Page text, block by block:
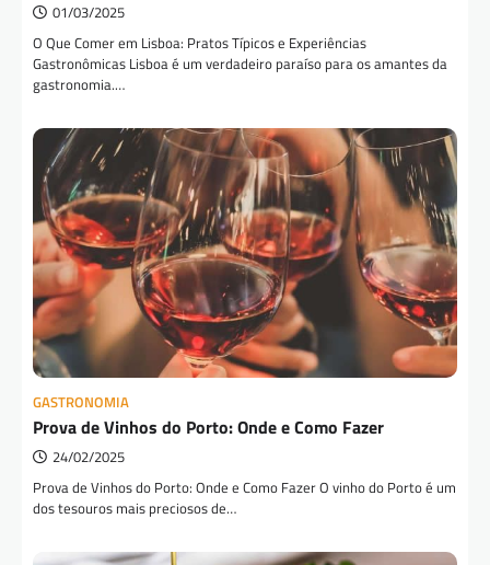
01/03/2025
O Que Comer em Lisboa: Pratos Típicos e Experiências
Gastronômicas Lisboa é um verdadeiro paraíso para os amantes da
gastronomia.…
GASTRONOMIA
Prova de Vinhos do Porto: Onde e Como Fazer
24/02/2025
Prova de Vinhos do Porto: Onde e Como Fazer O vinho do Porto é um
dos tesouros mais preciosos de…